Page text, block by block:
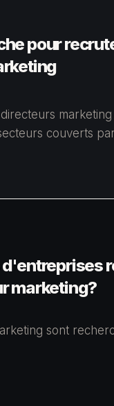
pour
couverts
marketing?
sont